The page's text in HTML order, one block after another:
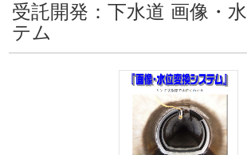
受託開発：下水道 画像・
テム